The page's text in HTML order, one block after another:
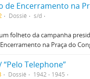
de Encerramento na
Dossiê
s/d
folheto da campanha
na Praça do
“Pelo Telephone”
Dossiê
1942 - 1945